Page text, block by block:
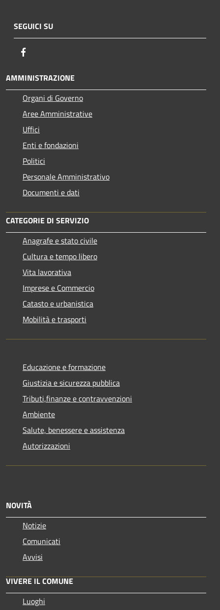
SEGUICI SU
AMMINISTRAZIONE
Organi di Governo
Aree Amministrative
Uffici
Enti e fondazioni
Politici
Personale Amministrativo
Documenti e dati
CATEGORIE DI SERVIZIO
Anagrafe e stato civile
Cultura e tempo libero
Vita lavorativa
Imprese e Commercio
Catasto e urbanistica
Mobilità e trasporti
Educazione e formazione
Giustizia e sicurezza pubblica
Tributi,finanze e contravvenzioni
Ambiente
Salute, benessere e assistenza
Autorizzazioni
NOVITÀ
Notizie
Comunicati
Avvisi
VIVERE IL COMUNE
Luoghi